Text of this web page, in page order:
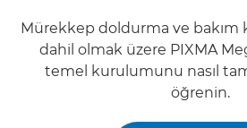
Mürekkep doldurma ve
dahil olmak üzere PIXMA
temel kurulumunu nasıl
öğrenin.